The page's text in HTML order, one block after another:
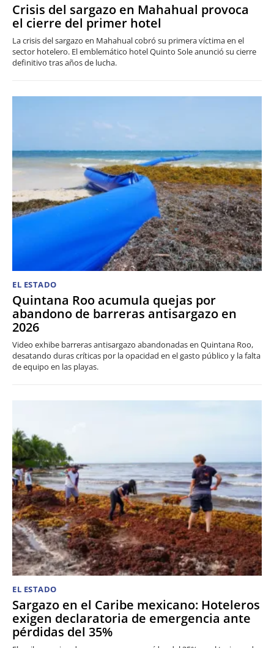
Crisis del sargazo en Mahahual provoca
el cierre del primer hotel
La crisis del sargazo en Mahahual cobró su primera víctima en el
sector hotelero. El emblemático hotel Quinto Sole anunció su cierre
definitivo tras años de lucha.
EL ESTADO
Quintana Roo acumula quejas por
abandono de barreras antisargazo en
2026
Video exhibe barreras antisargazo abandonadas en Quintana Roo,
desatando duras críticas por la opacidad en el gasto público y la falta
de equipo en las playas.
EL ESTADO
Sargazo en el Caribe mexicano: Hoteleros
exigen declaratoria de emergencia ante
pérdidas del 35%